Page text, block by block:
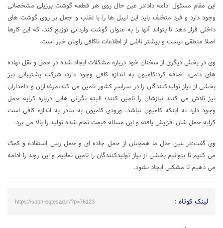
این مقام مسئول ادامه داد:در عین حال روی هر قطعه گوشت برزیلی مشخصاتی
وجود دارد و فرد متخلف باید این لیبل ها را با تقلب و جعل بر روی گوشت های
داخلی قرار دهد تا بتواند آنها را به عنوان گوشت وارداتی توزیع کند، که این کارها
اصلا منطقی نیست و بیشتر ناشی از اطلاعات ناکافی راویان خبر است.
وی در بخش دیگری از سخنان خود درباره مشکلات ایجاد شده در حمل و نقل نهاده
های دامی، اضافه کرد:کامیون به اندازه کافی وجود دارد، شرکت پشتیبانی نیز
بخشی از نیاز تولیدکنندگان را در سراسر کشور تامین می کند،مرغداران و دامداران
نیز تلاش می کنند نیازشان را تامین کنند؛ البته نگرانی هایی درباره کرایه حمل
وجود دارد نه اینکه کامیون نباشد. ورودی کامیون به بنادر به اندازه کافی است
کرایه حمل شان افزایش یافته و این مساله قیمت تمام شده تولید را بالا می برد.
وی گفت:در عین حال ما همچنان از حمل جاده ای و حمل ریلی استفاده و کمک
می کنیم تا بتوانیم بخشی از نیاز تولیدکنندگان را تامین نماییم و این روند را ادامه
می دهیم تا مشکلی ایجاد نشود.
لینک کوتاه : https://sobh-eqtesad.ir/?p=76123